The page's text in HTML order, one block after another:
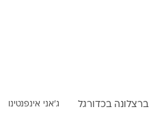
ברצלונה בכדורגל ג'אני אינפנטינו